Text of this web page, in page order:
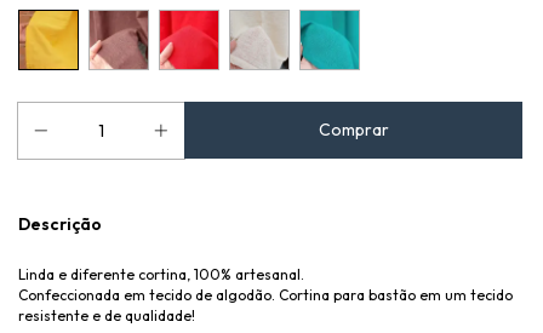
Descrição
Linda e diferente cortina, 100% artesanal.
Confeccionada em tecido de algodão. Cortina para bastão em um tecido
resistente e de qualidade!